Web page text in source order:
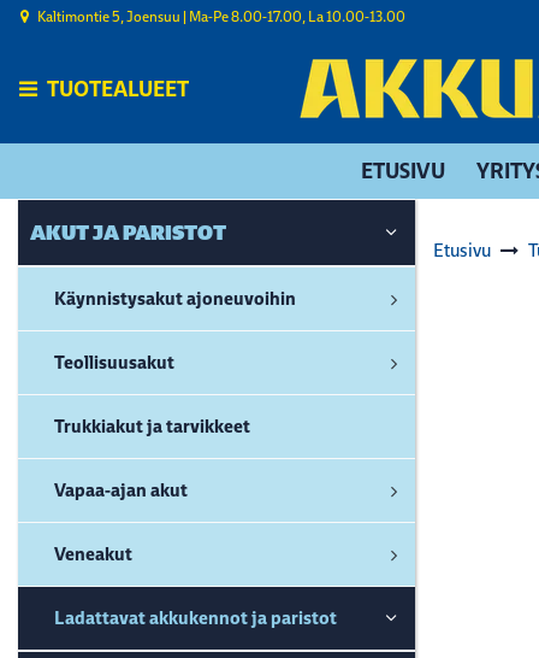
Siirry pääsisältöön
Kaltimontie 5, Joensuu | ​Ma-Pe 8.00-17.00, La 10.00-13.00
TUOTEALUEET
ETUSIVU
AKUT JA PARISTOT
Käynnistysakut ajoneuvoihin
Teollisuusakut
Trukkiakut ja tarvikkeet
Vapaa-ajan akut
Veneakut
Ladattavat akkukennot ja paristot
Etusivu